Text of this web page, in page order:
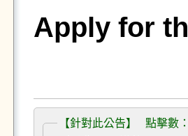
Apply for
【針對此公告】 點擊數